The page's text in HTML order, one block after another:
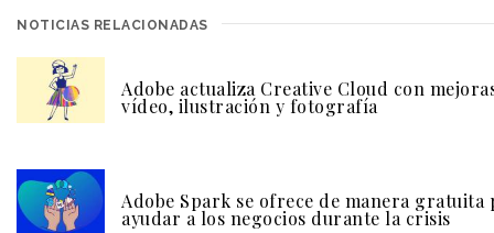
NOTICIAS RELACIONADAS
Adobe actualiza Creative Cloud con
vídeo, ilustración y fotografía
Adobe Spark se ofrece de manera gratuita
ayudar a los negocios durante la crisis